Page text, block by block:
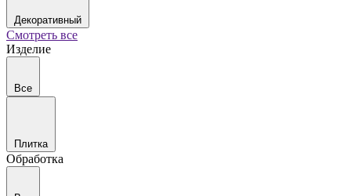
Декоративный
Смотреть все
Изделие
Все
Плитка
Обработка